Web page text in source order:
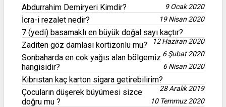
Abdurrahim Demiryeri Kimdir? 9 Ocak 2020
İcra-i rezalet nedir? 19 Nisan 2020
7 (yedi) basamaklı en büyük doğal sayı kaçtır?
12 Haziran 2020
Zaditen göz damlası kortizonlu mu?
6 Şubat 2020
Sonbaharda en cok yağıs alan bölgemiz
hangisidir?
6 Nisan 2020
Kıbrıstan kaç karton sigara getirebilirim?
28 Aralık 2019
Çocuların düşerek büyümesi sizce
doğru mu ?
10 Temmuz 2020